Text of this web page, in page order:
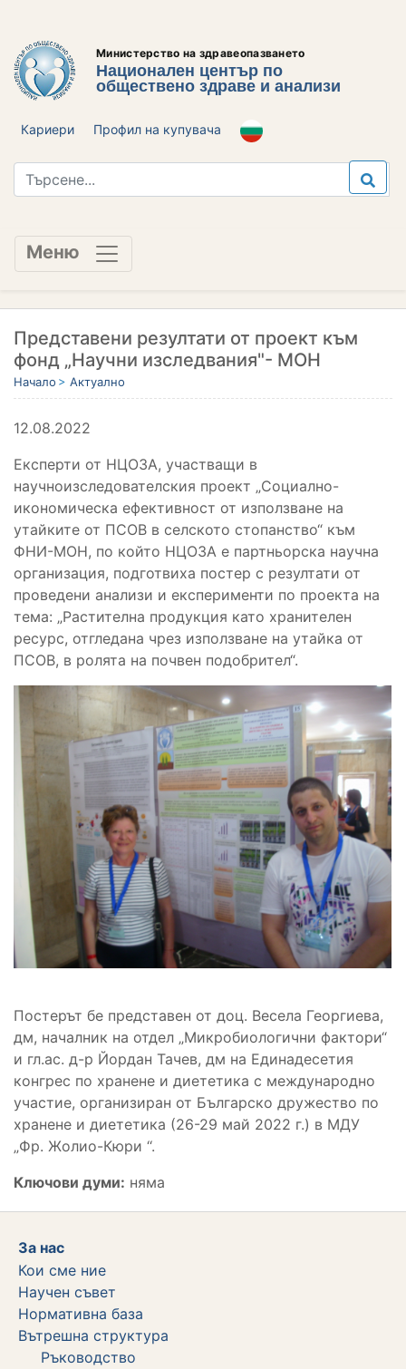
Министерство на здравеопазването
Национален център по
обществено здраве и анализи
Кариери Профил на купувача
Меню
Представени резултати от проект към
фонд „Научни изследвания"- МОН
Начало Актуално
12.08.2022
Експерти от НЦОЗА, участващи в
научноизследователския проект „Социално-
икономическа ефективност от използване на
утайките от ПСОВ в селското стопанство“ към
ФНИ-МОН, по който НЦОЗА е партньорска научна
организация, подготвиха постер с резултати от
проведени анализи и експерименти по проекта на
тема: „Растителна продукция като хранителен
ресурс, отгледана чрез използване на утайка от
ПСОВ, в ролята на почвен подобрител“.
Постерът бе представен от доц. Весела Георгиева,
дм, началник на отдел „Микробиологични фактори“
и гл.ас. д-р Йордан Тачев, дм на Единадесетия
конгрес по хранене и диететика с международно
участие, организиран от Българско дружество по
хранене и диететика (26-29 май 2022 г.) в МДУ
„Фр. Жолио-Кюри ‘‘.
Ключови думи: няма
За нас
Кои сме ние
Научен съвет
Нормативна база
Вътрешна структура
Ръководство